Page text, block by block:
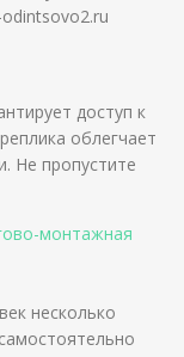
доступ к
облегчает
Не пропустите
монтажная
несколько